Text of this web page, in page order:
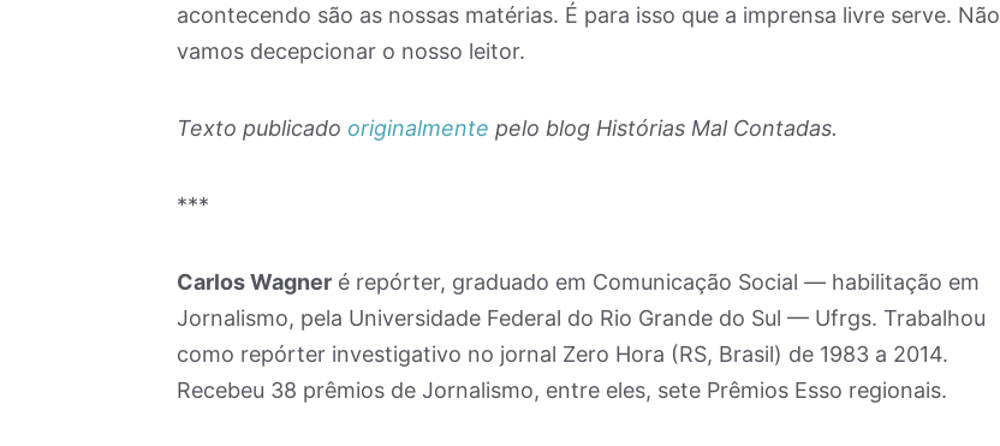
acontecendo são as nossas matérias. É para isso que a imprensa livre serve. Não
vamos decepcionar o nosso leitor.
Texto publicado originalmente pelo blog Histórias Mal Contadas.
***
Carlos Wagner é repórter, graduado em Comunicação Social — habilitação em
Jornalismo, pela Universidade Federal do Rio Grande do Sul — Ufrgs. Trabalhou
como repórter investigativo no jornal Zero Hora (RS, Brasil) de 1983 a 2014.
Recebeu 38 prêmios de Jornalismo, entre eles, sete Prêmios Esso regionais.